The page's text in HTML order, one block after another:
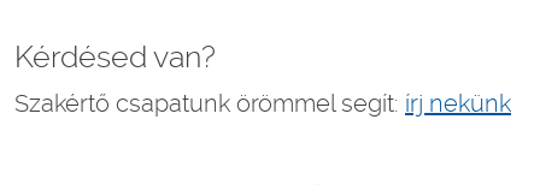
Kérdésed van?
Szakértő csapatunk örömmel segít: írj nekünk